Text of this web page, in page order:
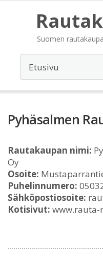
Suomen
Pyhäsalmen
Rautakaupan nimi:
Oy
Osoite:
Puhelinnumero:
Sähköpostiosoite:
Kotisivut: www.rauta-